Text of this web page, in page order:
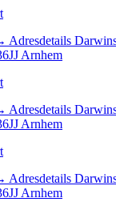
Adresdetails
Arnhem
Adresdetails
Arnhem
Adresdetails
Arnhem